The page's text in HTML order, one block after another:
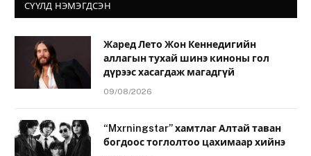
СҮҮЛД НЭМЭГДСЭН
Жаред Лето Жон Кеннедигийн
аллагын тухай шинэ киноны гол
дүрээс хасагдаж магадгүй
09/08/2026
“Mxrningstar” хамтлаг Алтай таван
богдоос тоглолтоо цахимаар хийнэ